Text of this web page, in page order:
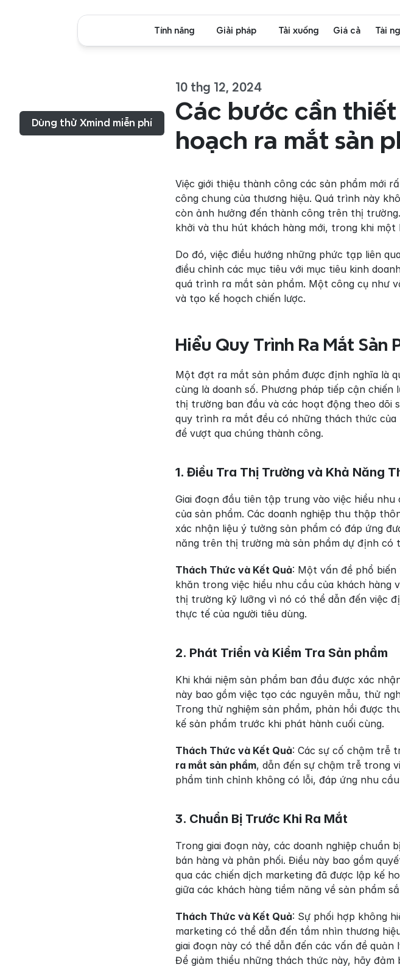
Dùng thử Xmind miễn phí
10 thg 12, 2024
Các bước cần
hoạch ra mắt sản
Việc giới thiệu thành công các sản phẩm mới
công chung của thương hiệu. Quá trình này
còn ảnh hưởng đến thành công trên thị
khởi và thu hút khách hàng mới, trong khi
Do đó, việc điều hướng những phức tạp liên
điều chỉnh các mục tiêu với mục tiêu kinh
quá trình ra mắt sản phẩm. Một công cụ như
và tạo kế hoạch chiến lược.
Hiểu Quy Trình Ra Mắt Sản
Một đợt ra mắt sản phẩm được định nghĩa là
cùng là doanh số. Phương pháp tiếp cận
thị trường ban đầu và các hoạt động theo dõi
quy trình ra mắt đều có những thách thức
để vượt qua chúng thành công.
1. Điều Tra Thị Trường và Khả Năng
Giai đoạn đầu tiên tập trung vào việc hiểu
của sản phẩm. Các doanh nghiệp thu thập
xác nhận liệu ý tưởng sản phẩm có đáp ứng
năng trên thị trường mà sản phẩm dự định có
Thách Thức và Kết Quả: Một vấn đề phổ
khăn trong việc hiểu nhu cầu của khách
thị trường kỹ lưỡng vì nó có thể dẫn đến việc
thực tế của người tiêu dùng.
2. Phát Triển và Kiểm Tra Sản phẩm
Khi khái niệm sản phẩm ban đầu được xác
này bao gồm việc tạo các nguyên mẫu, thử
Trong thử nghiệm sản phẩm, phản hồi được
kế sản phẩm trước khi phát hành cuối cùng.
Thách Thức và Kết Quả: Các sự cố chậm trễ
ra mắt sản phẩm, dẫn đến sự chậm trễ trong
phẩm tinh chỉnh không có lỗi, đáp ứng nhu
3. Chuẩn Bị Trước Khi Ra Mắt
Trong giai đoạn này, các doanh nghiệp
bán hàng và phân phối. Điều này bao gồm
qua các chiến dịch marketing đã được lập kế
giữa các khách hàng tiềm năng về sản phẩm
Thách Thức và Kết Quả: Sự phối hợp không
marketing có thể dẫn đến tầm nhìn thương
giai đoạn này có thể dẫn đến các vấn đề
Để giảm thiểu những thách thức này, hãy đảm
Tính năng Giải pháp Tải xuống Giá cả Tài